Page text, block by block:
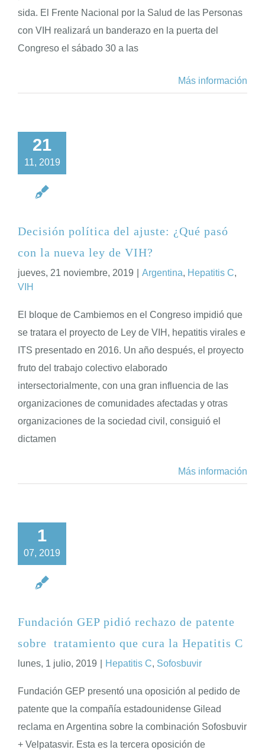
sida. El Frente Nacional por la Salud de las Personas
con VIH realizará un banderazo en la puerta del
Congreso el sábado 30 a las
Más información
21
11, 2019
Decisión política del ajuste: ¿Qué pasó
con la nueva ley de VIH?
jueves, 21 noviembre, 2019 Argentina, Hepatitis C,
VIH
El bloque de Cambiemos en el Congreso impidió que
se tratara el proyecto de Ley de VIH, hepatitis virales e
ITS presentado en 2016. Un año después, el proyecto
fruto del trabajo colectivo elaborado
intersectorialmente, con una gran influencia de las
organizaciones de comunidades afectadas y otras
organizaciones de la sociedad civil, consiguió el
dictamen
Más información
1
07, 2019
Fundación GEP pidió rechazo de patente
sobre tratamiento que cura la Hepatitis C
lunes, 1 julio, 2019 Hepatitis C, Sofosbuvir
Fundación GEP presentó una oposición al pedido de
patente que la compañía estadounidense Gilead
reclama en Argentina sobre la combinación Sofosbuvir
+ Velpatasvir. Esta es la tercera oposición de